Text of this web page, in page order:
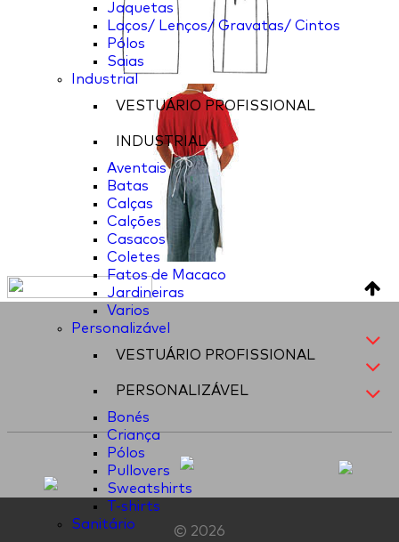
Jaquetas
Laços/ Lenços/ Gravatas/ Cintos
Pólos
Saias
Industrial
VESTUÁRIO PROFISSIONAL
INDUSTRIAL
Aventais
Batas
Calças
Calções
Casacos
Coletes
Fatos de Macaco
Jardineiras
Varios
Personalizável
VESTUÁRIO PROFISSIONAL
PERSONALIZÁVEL
Bonés
Criança
Pólos
Pullovers
Sweatshirts
T-shirts
Sanitário
© 2026